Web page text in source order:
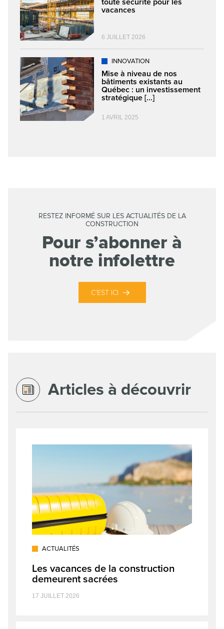
toute sécurité pour les
vacances
6 JUILLET 2026
INNOVATION
Mise à niveau de nos
bâtiments existants au
Québec : un investissement
stratégique [...]
1 AVRIL 2025
RESTEZ INFORMÉ SUR LES ACTUALITÉS DE LA
CONSTRUCTION
Pour s’abonner à
notre infolettre
C’EST ICI
Articles à découvrir
ACTUALITÉS
Les vacances de la construction
demeurent sacrées
17 JUILLET 2026